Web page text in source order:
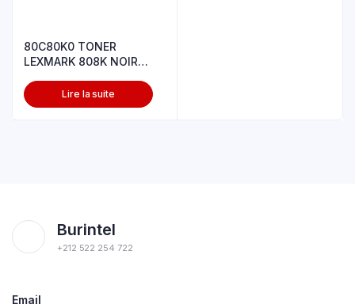
80C80K0 TONER
LEXMARK 808K NOIR
Lire la suite
Burintel
+212 522 254 722
Email